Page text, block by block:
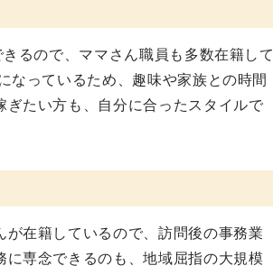
るので、ママさん職員も多数在籍して
なっているため、趣味や家族との時間
たい方も、自分に合ったスタイルで
在籍しているので、訪問後の事務業
専念できるのも、地域屈指の大規模